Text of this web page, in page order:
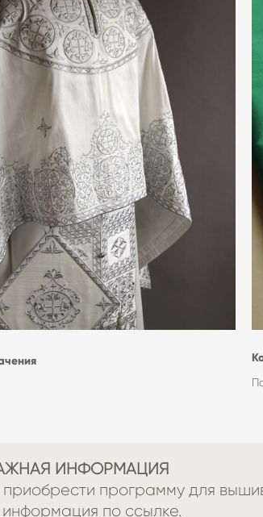
ИНФОРМАЦИЯ
программу для
информация по ссылке.